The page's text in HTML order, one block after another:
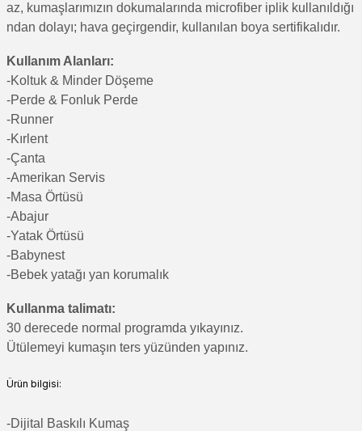
az, kumaşlarımızın dokumalarında microfiber iplik kullanıldığı
ndan dolayı; hava geçirgendir, kullanılan boya sertifikalıdır.
Kullanım Alanları:
-Koltuk & Minder Döşeme
-Perde & Fonluk Perde
-Runner
-Kırlent
-Çanta
-Amerikan Servis
-Masa Örtüsü
-Abajur
-Yatak Örtüsü
-Babynest
-Bebek yatağı yan korumalık
Kullanma talimatı:
30 derecede normal programda yıkayınız.
Ütülemeyi kumaşın ters yüzünden yapınız.
Ürün bilgisi:
-Dijital Baskılı Kumaş